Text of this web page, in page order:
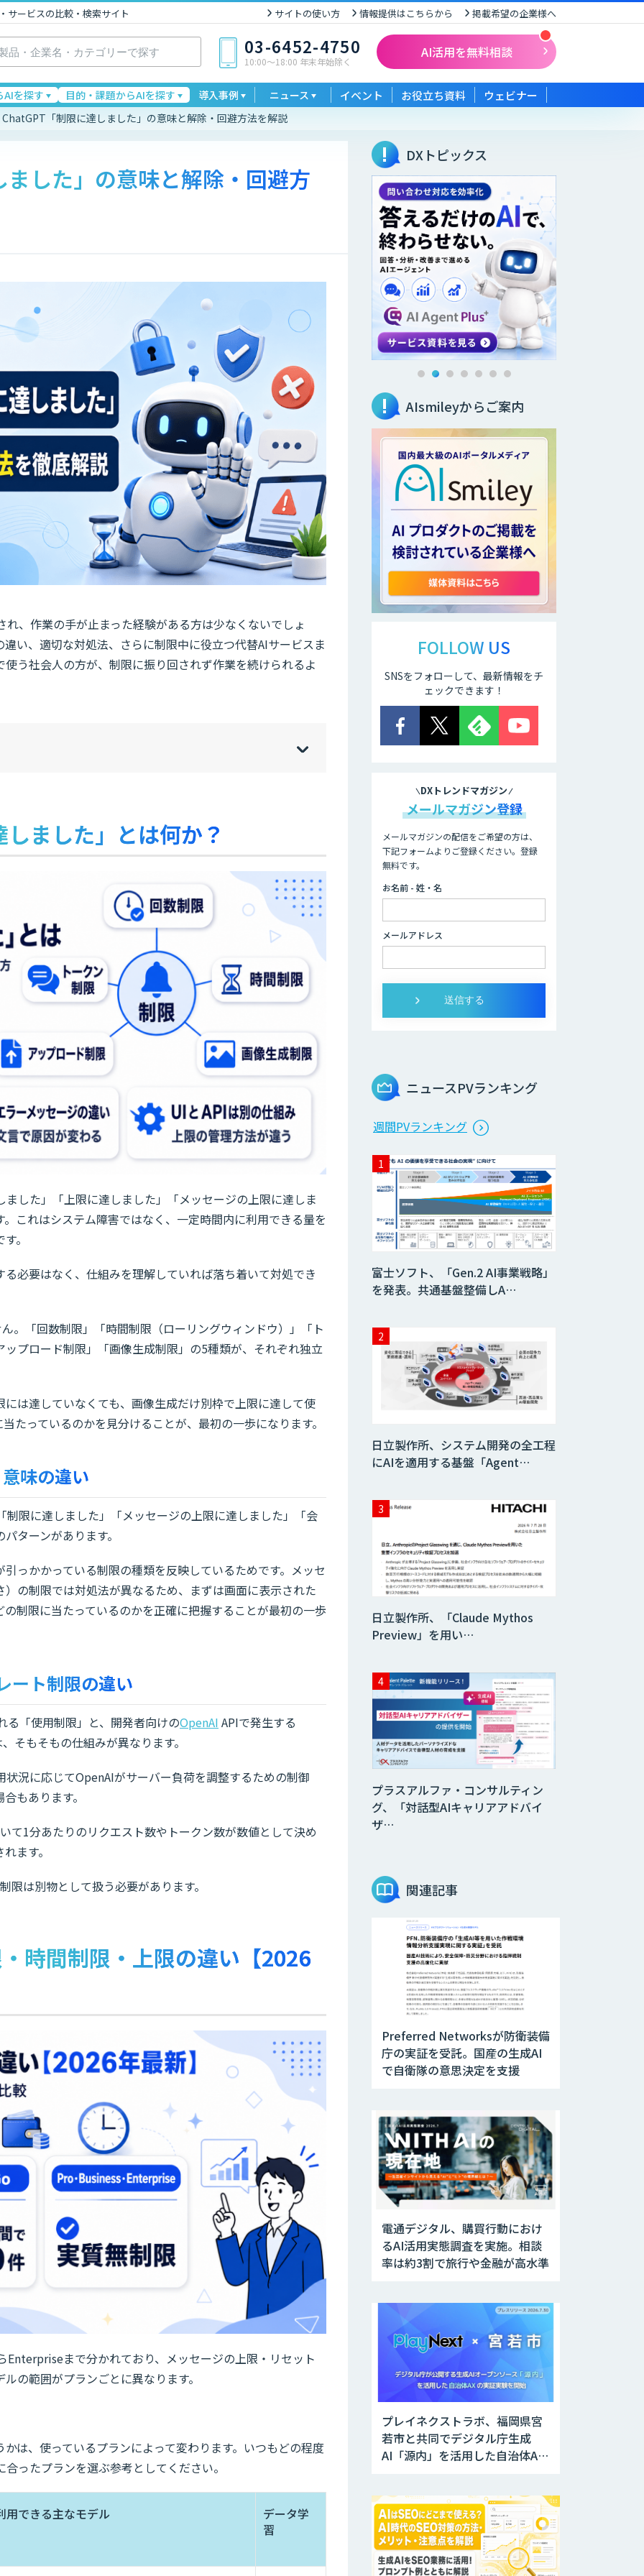
サービスの比較・検索サイト サイトの使い方 情報提供はこちらから 掲載希望の企業様へ
03-6452-4750
10:00〜18:00 年末年始除く
AI活用を無料相談
AIを探す 目的・課題からAIを探す 導入事例 ニュース イベント お役立ち資料 ウェビナー
ChatGPT「制限に達しました」の意味と解除・回避方法を解説
した」の意味と解除・回避方
、作業の手が止まった経験がある方は少なくないでしょ
い、適切な対処法、さらに制限中に役立つ代替AIサービスま
う社会人の方が、制限に振り回されず作業を続けられるよ
[hi
]
[sh
]
ました」とは何か？
した」「上限に達しました」「メッセージの上限に達しま
これはシステム障害ではなく、一定時間内に利用できる量を
。
必要はなく、仕組みを理解していれば落ち着いて対処でき
。「回数制限」「時間制限（ローリングウィンドウ）」「ト
プロード制限」「画像生成制限」の5種類が、それぞれ独立
は達していなくても、画像生成だけ別枠で上限に達して使
たっているのかを見分けることが、最初の一歩になります。
味の違い
限に達しました」「メッセージの上限に達しました」「会
ターンがあります。
っかかっている制限の種類を反映しているためです。メッセ
の制限では対処法が異なるため、まずは画面に表示された
制限に当たっているのかを正確に把握することが最初の一歩
ート制限の違い
「使用制限」と、開発者向けのOpenAI APIで発生する
そもそもの仕組みが異なります。
況に応じてOpenAIがサーバー負荷を調整するための制御
もあります。
て1分あたりのリクエスト数やトークン数が数値として決め
ます。
は別物として扱う必要があります。
時間制限・上限の違い【2026
Enterpriseまで分かれており、メッセージの上限・リセット
の範囲がプランごとに異なります。
は、使っているプランによって変わります。いつもどの程度
ったプランを選ぶ参考としてください。
用できる主なモデル
データ学
習
DXトピックス
AIsmileyからご案内
FOLLOW US
SNSをフォローして、最新情報をチ
ェックできます！
DXトレンドマガジン
メールマガジン登録
メールマガジンの配信をご希望の方は、
下記フォームよりご登録ください。登録
無料です。
お名前 - 姓・名
メールアドレス
ニュースPVランキング
週間PVランキング
富士ソフト、「Gen.2 AI事業戦略」
を発表。共通基盤整備しA…
日立製作所、システム開発の全工程
にAIを適用する基盤「Agent…
日立製作所、「Claude Mythos
Preview」を用い…
プラスアルファ・コンサルティン
グ、「対話型AIキャリアアドバイ
ザ…
関連記事
Preferred Networksが防衛装備
庁の実証を受託。国産の生成AI
で自衛隊の意思決定を支援
電通デジタル、購買行動におけ
るAI活用実態調査を実施。相談
率は約3割で旅行や金融が高水準
プレイネクストラボ、福岡県宮
若市と共同でデジタル庁生成
AI「源内」を活用した自治体AX